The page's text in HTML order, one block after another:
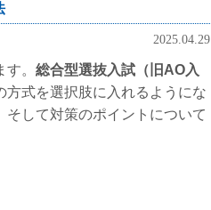
2025.04.29
。 総合型選抜入試（旧AO入
式を選択肢に入れるようにな
して対策のポイントについて